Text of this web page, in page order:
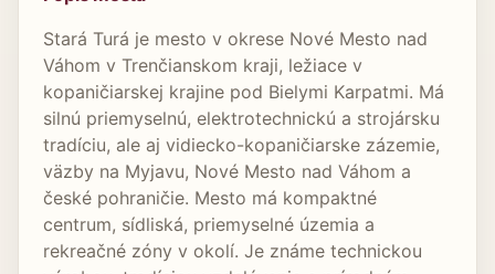
Stará Turá je mesto v okrese Nové Mesto nad
Váhom v Trenčianskom kraji, ležiace v
kopaničiarskej krajine pod Bielymi Karpatmi. Má
silnú priemyselnú, elektrotechnickú a strojársku
tradíciu, ale aj vidiecko-kopaničiarske zázemie,
väzby na Myjavu, Nové Mesto nad Váhom a
české pohraničie. Mesto má kompaktné
centrum, sídliská, priemyselné územia a
rekreačné zóny v okolí. Je známe technickou